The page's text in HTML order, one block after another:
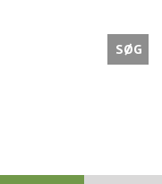
SØG